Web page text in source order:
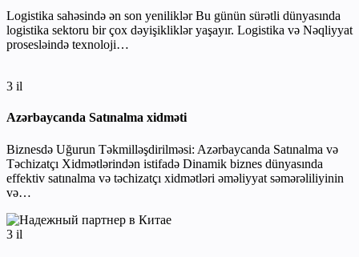
Logistika sahəsində ən son yeniliklər Bu günün sürətli dünyasında
logistika sektoru bir çox dəyişikliklər yaşayır. Logistika və Nəqliyyat
prosesləində texnoloji…
3 il
Azərbaycanda Satınalma xidməti
Biznesdə Uğurun Təkmilləşdirilməsi: Azərbaycanda Satınalma və
Təchizatçı Xidmətlərindən istifadə Dinamik biznes dünyasında
effektiv satınalma və təchizatçı xidmətləri əməliyyat səmərəliliyinin
və…
3 il